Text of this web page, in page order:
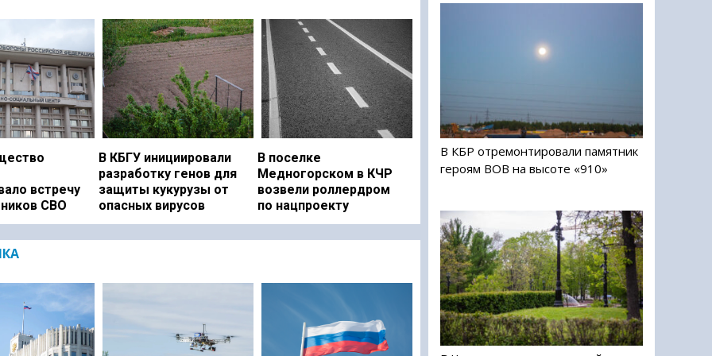
встречу
СВО
В КБГУ инициировали
разработку генов для
защиты кукурузы от
опасных вирусов
В поселке
Медногорском в КЧР
возвели роллердром
по нацпроекту
В КБР отремонтировали памятник
героям ВОВ на высоте «910»